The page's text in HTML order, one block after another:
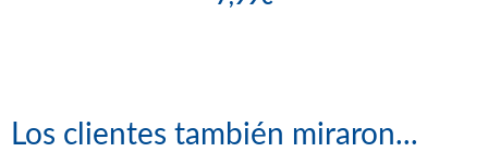
Los clientes también miraron...